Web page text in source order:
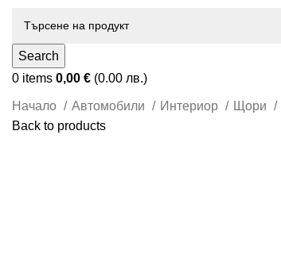
Search
0 items 0,00 € (0.00 лв.)
Начало Автомобили Интериор Щори
Back to products